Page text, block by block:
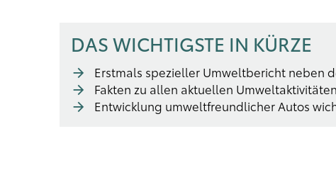
DAS WICHTIGSTE IN KÜRZE
Erstmals spezieller Umweltbericht neben
Fakten zu allen aktuellen
Entwicklung umweltfreundlicher Autos